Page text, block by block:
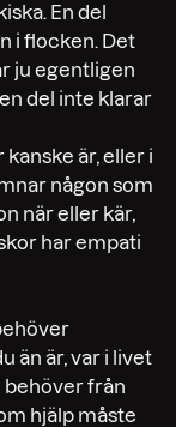
En del
i flocken. Det
ju egentligen
del inte klarar
är, eller i
någon som
när eller kär,
har empati
än är, var i livet
behöver från
hjälp måste